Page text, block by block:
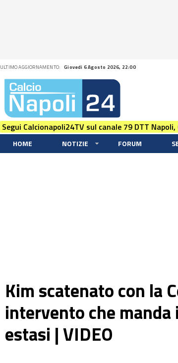
ULTIMO AGGIORNAMENTO: Giovedi 6 Agosto 2026, 22:00
Segui Calcionapoli24TV sul canale 79 DTT
HOME NOTIZIE FORUM
Kim scatenato con la
intervento che
estasi | VIDEO